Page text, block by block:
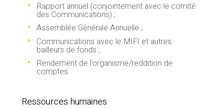
Rapport annuel (conjointement avec le comité
des Communications) ;
Assemblée Générale Annuelle ;
Communications avec le MIFI et autres
bailleurs de fonds ;
Rendement de l’organisme/reddition de
comptes.
Ressources humaines